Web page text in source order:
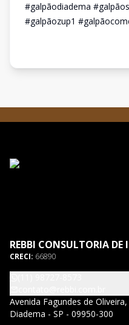
#galpãodiadema
#galpãozup1
REBBI CONSULTORIA DE
CRECI: 66890
Avenida Fagundes de
Diadema - SP - 09950-300